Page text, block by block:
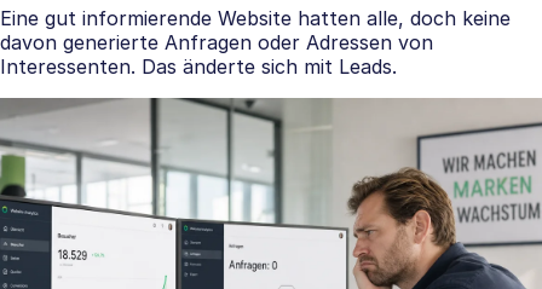
Eine gut informierende Website hatten alle, doch keine
davon generierte Anfragen oder Adressen von
Interessenten. Das änderte sich mit Leads.